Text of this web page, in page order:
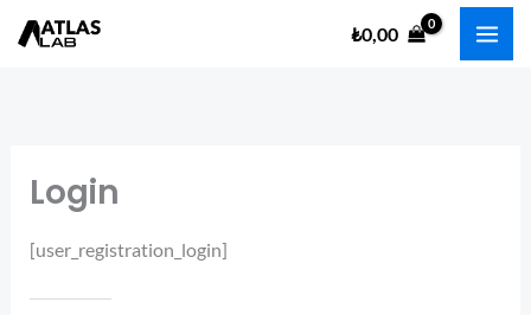
İçeriğe
atla
₺0,00
Login
[user_registration_login]